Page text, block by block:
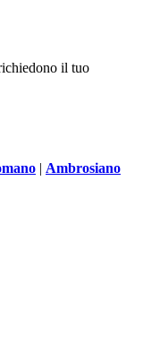
il tuo
| Ambrosiano